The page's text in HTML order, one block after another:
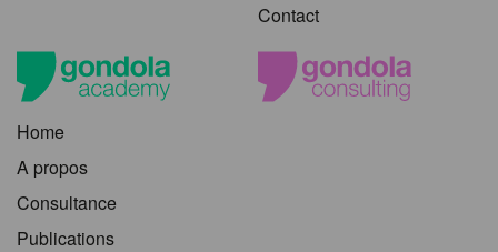
Contact
Home
A propos
Consultance
Publications